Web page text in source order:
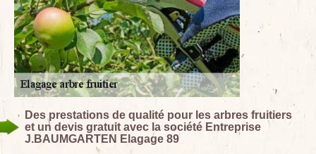
Des prestations de qualité pour les arbres fruitiers
et un devis gratuit avec la société Entreprise
J.BAUMGARTEN Elagage 89